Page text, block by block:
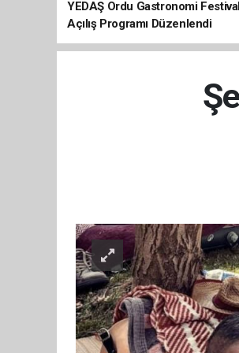
YEDAŞ Ordu Gastronomi
Açılış Programı Düzenlendi